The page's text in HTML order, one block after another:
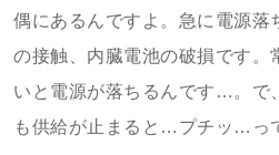
偶にあるんですよ。急に電源落
の接触、内臓電池の破損です。
いと電源が落ちるんです…。で
も供給が止まると…プチッ…っ